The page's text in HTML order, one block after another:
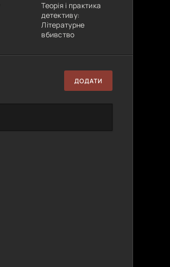
Теорія і практика
детективу:
Літературне
вбивство
ДОДАТИ